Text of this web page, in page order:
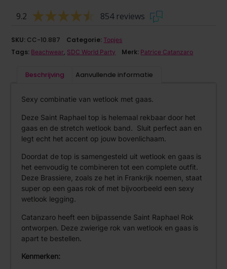
9.2 854 reviews
SKU: CC-10.887 Categorie: Topjes
Tags: Beachwear, SDC World Party Merk: Patrice Catanzaro
Beschrijving Aanvullende informatie
Sexy combinatie van wetlook met gaas.
Deze Saint Raphael top is helemaal rekbaar door het
gaas en de stretch wetlook band. Sluit perfect aan en
legt echt het accent op jouw bovenlichaam.
Doordat de top is samengesteld uit wetlook en gaas is
het eenvoudig te combineren tot een complete outfit.
Deze Brassiere, zoals ze het in Frankrijk noemen, staat
super op een gaas rok of met bijvoorbeeld een sexy
wetlook legging.
Catanzaro heeft een bijpassende Saint Raphael Rok
ontworpen. Deze zwierige rok van wetlook en gaas is
apart te bestellen.
Kenmerken: